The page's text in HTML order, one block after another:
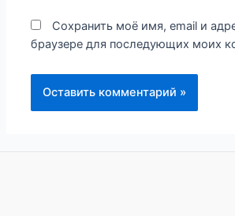
Сохранить моё имя, email и
браузере для последующих моих